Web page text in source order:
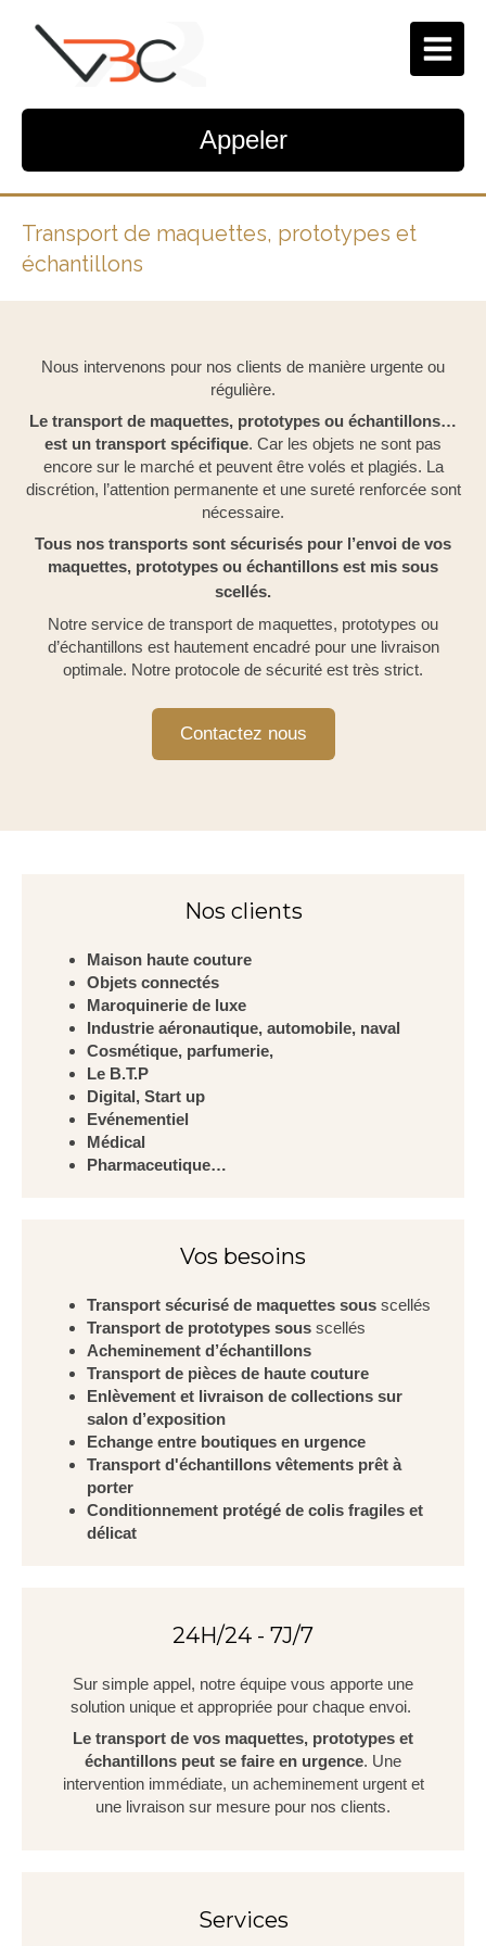
Appeler
Transport de maquettes, prototypes et
échantillons
Nous intervenons pour nos clients de manière urgente ou
régulière.
Le transport de maquettes, prototypes ou échantillons…
est un transport spécifique. Car les objets ne sont pas
encore sur le marché et peuvent être volés et plagiés. La
discrétion, l’attention permanente et une sureté renforcée sont
nécessaire.
Tous nos transports sont sécurisés pour l’envoi de vos
maquettes, prototypes ou échantillons est mis sous
scellés.
Notre service de transport de maquettes, prototypes ou
d’échantillons est hautement encadré pour une livraison
optimale. Notre protocole de sécurité est très strict.
Contactez nous
Nos clients
Maison haute couture
Objets connectés
Maroquinerie de luxe
Industrie aéronautique, automobile, naval
Cosmétique, parfumerie,
Le B.T.P
Digital, Start up
Evénementiel
Médical
Pharmaceutique…
Vos besoins
Transport sécurisé de maquettes sous scellés
Transport de prototypes sous scellés
Acheminement d’échantillons
Transport de pièces de haute couture
Enlèvement et livraison de collections sur
salon d’exposition
Echange entre boutiques en urgence
Transport d'échantillons vêtements prêt à
porter
Conditionnement protégé de colis fragiles et
délicat
24H/24 - 7J/7
Sur simple appel, notre équipe vous apporte une
solution unique et appropriée pour chaque envoi.
Le transport de vos maquettes, prototypes et
échantillons peut se faire en urgence. Une
intervention immédiate, un acheminement urgent et
une livraison sur mesure pour nos clients.
Services